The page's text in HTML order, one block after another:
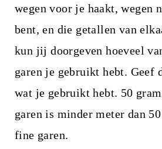
wegen voor je haakt, wegen
bent, en die getallen van
kun jij doorgeven hoeveel
garen je gebruikt hebt. Geef
wat je gebruikt hebt. 50
garen is minder meter dan
fine garen.